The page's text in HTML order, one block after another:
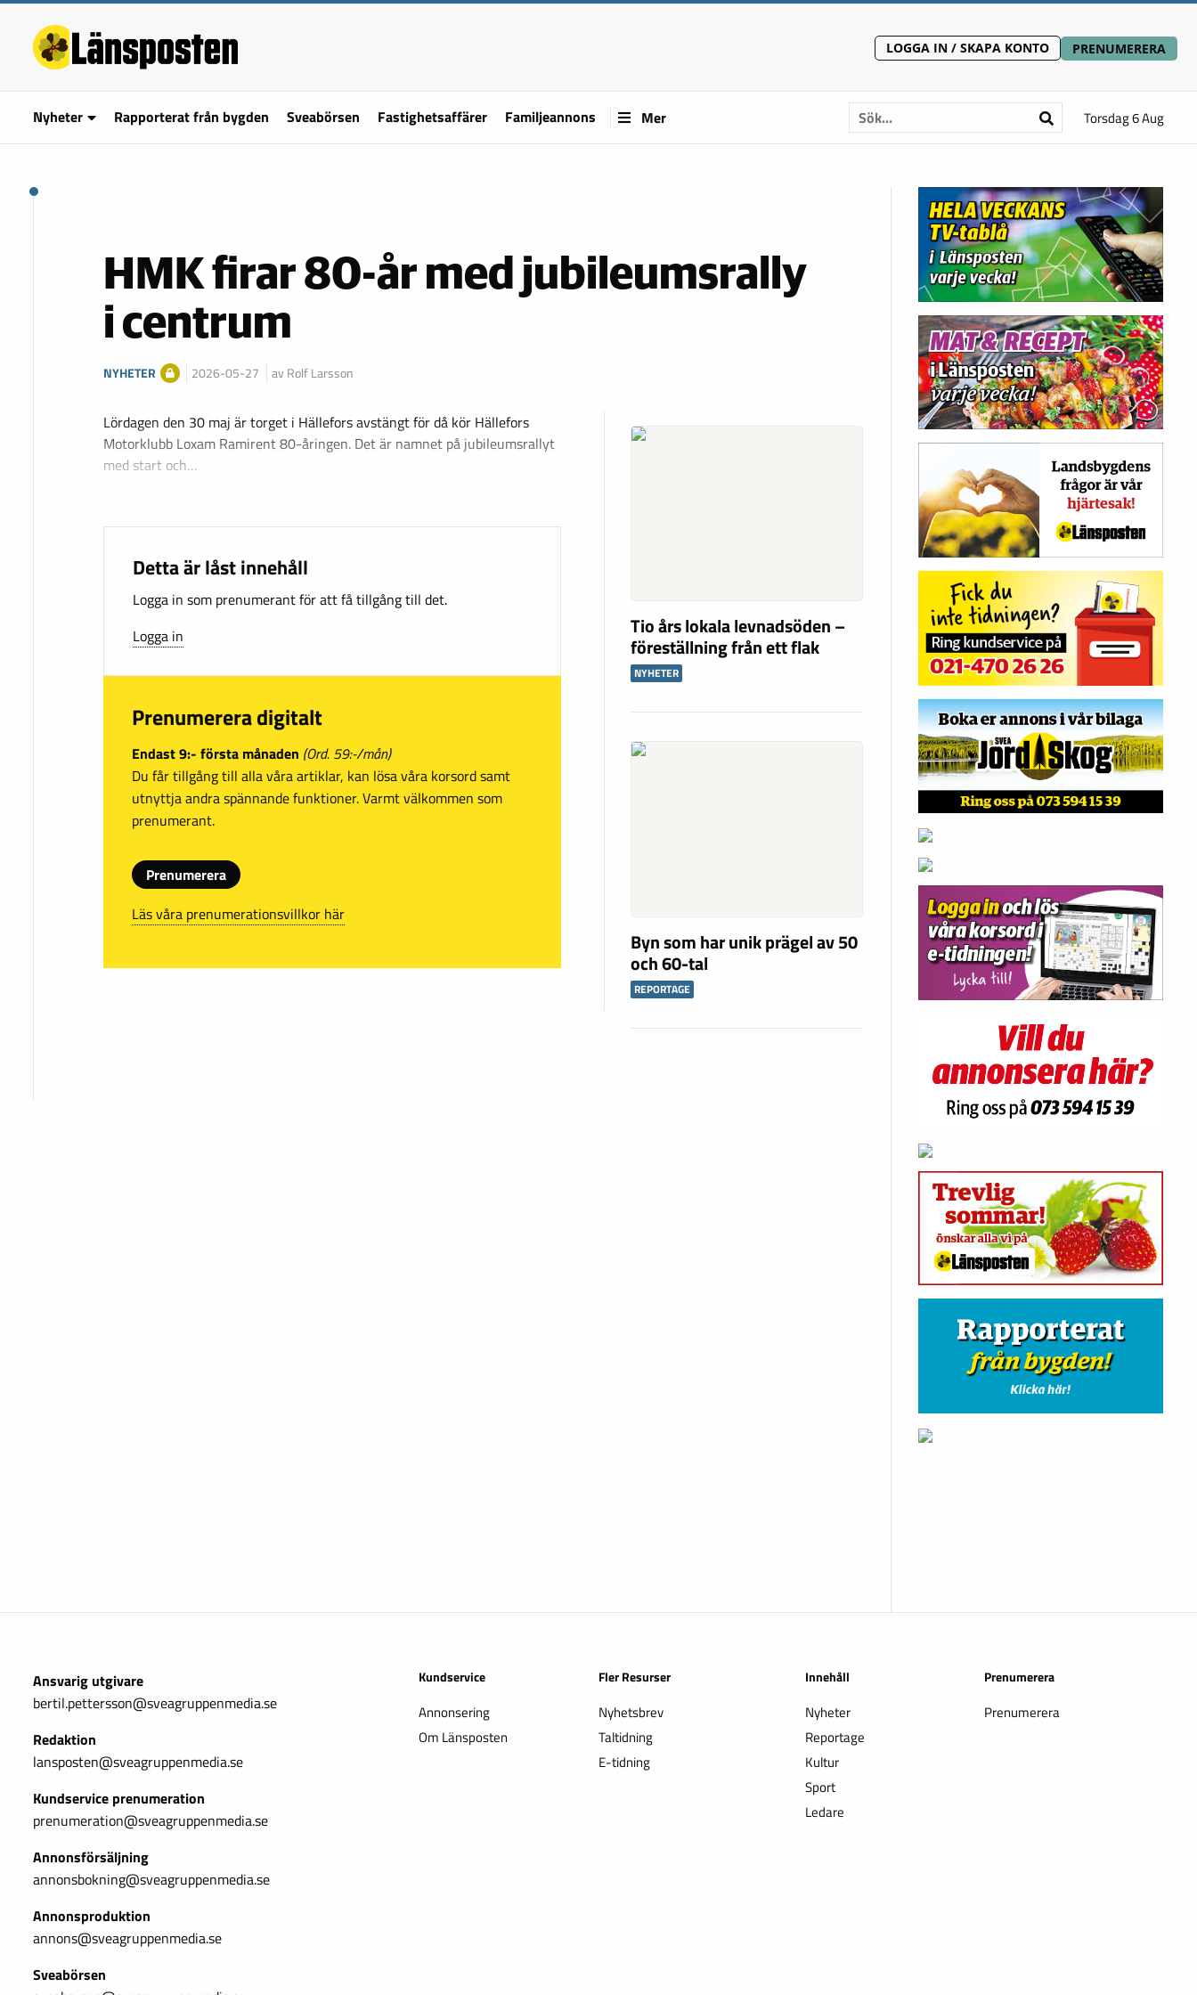
LOGGA IN / SKAPA KONTO PRENUMERERA
Nyheter Rapporterat från bygden Sveabörsen Fastighetsaffärer Familjeannons Mer Torsdag 6 Aug
HMK firar 80-år med jubileumsrally
i centrum
NYHETER 2026-05-27 av Rolf Larsson
Lördagen den 30 maj är torget i Hällefors avstängt för då kör Hällefors
Motorklubb Loxam Ramirent 80-åringen. Det är namnet på jubileumsrallyt
med start och…
Detta är låst innehåll
Logga in som prenumerant för att få tillgång till det.
Logga in
Prenumerera digitalt
Endast 9:- första månaden (Ord. 59:-/mån)
Du får tillgång till alla våra artiklar, kan lösa våra korsord samt
utnyttja andra spännande funktioner. Varmt välkommen som
prenumerant.
Prenumerera
Läs våra prenumerationsvillkor här
Tio års lokala levnadsöden –
föreställning från ett flak
NYHETER
Byn som har unik prägel av 50
och 60-tal
REPORTAGE
Ansvarig utgivare
bertil.pettersson@sveagruppenmedia.se
Redaktion
lansposten@sveagruppenmedia.se
Kundservice prenumeration
prenumeration@sveagruppenmedia.se
Annonsförsäljning
annonsbokning@sveagruppenmedia.se
Annonsproduktion
annons@sveagruppenmedia.se
Sveabörsen
Kundservice
Annonsering
Om Länsposten
Fler Resurser
Nyhetsbrev
Taltidning
E-tidning
Innehåll
Nyheter
Reportage
Kultur
Sport
Ledare
Prenumerera
Prenumerera